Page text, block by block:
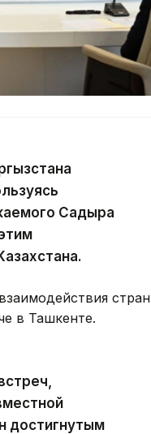
Садыра
стран
в Ташкенте.
достигнутым